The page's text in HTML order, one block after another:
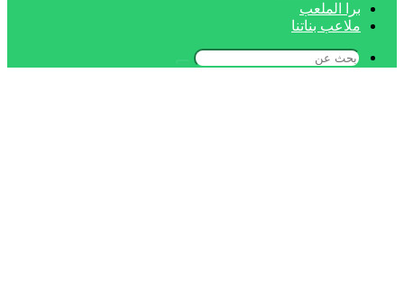
برا الملعب
ملاعب بناتنا
بحث